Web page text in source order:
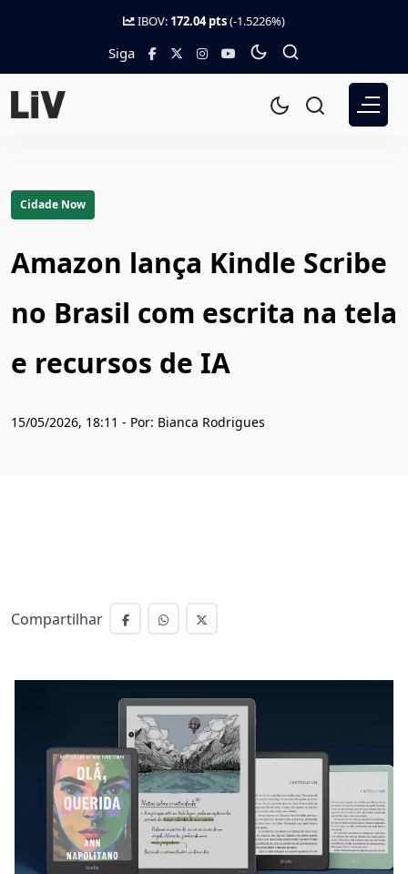
IBOV: 172.04 pts(-1.5226%)
Siga
Cidade Now
Amazon lança Kindle Scribe
no Brasil com escrita na tela
e recursos de IA
15/05/2026, 18:11 - Por: Bianca Rodrigues
Compartilhar